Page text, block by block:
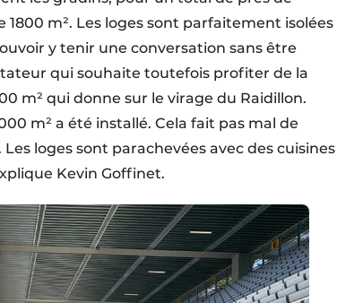
1800 ​m². Les loges sont parfaitement isolées
y tenir une conversation sans être
qui souhaite toutefois profiter de la
​m² qui donne sur le virage du Raidillon.
​m² a été installé. Cela fait pas mal de
loges sont parachevées avec des cuisines
Kevin Goffinet.